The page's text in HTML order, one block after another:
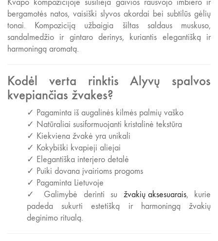
Kvapo kompozicijoje susilieja gaivios rausvojo imbiero ir
bergamotės natos, vaisiški slyvos akordai bei subtilūs gėlių
tonai. Kompoziciją užbaigia šiltas saldaus muskuso,
sandalmedžio ir gintaro derinys, kuriantis elegantišką ir
harmoningą aromatą.
Kodėl verta rinktis Alyvų spalvos
kvepiančias žvakes?
✓ Pagaminta iš augalinės kilmės palmių vaško
✓ Natūraliai susiformuojanti kristalinė tekstūra
✓ Kiekviena žvakė yra unikali
✓ Kokybiški kvapieji aliejai
✓ Elegantiška interjero detalė
✓ Puiki dovana įvairioms progoms
✓ Pagaminta Lietuvoje
✓ Galimybė derinti su žvakių aksesuarais, kurie
padeda sukurti estetišką ir harmoningą žvakių
deginimo ritualą.